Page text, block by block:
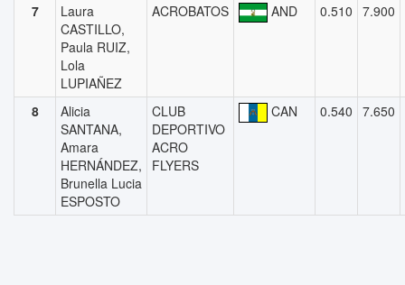
7
Laura
CASTILLO,
Paula RUIZ,
Lola
LUPIAÑEZ
ACROBATOS AND 0.510 7.900
8
Alicia
SANTANA,
Amara
HERNÁNDEZ,
Brunella Lucia
ESPOSTO
CLUB
DEPORTIVO
ACRO
FLYERS
CAN 0.540 7.650